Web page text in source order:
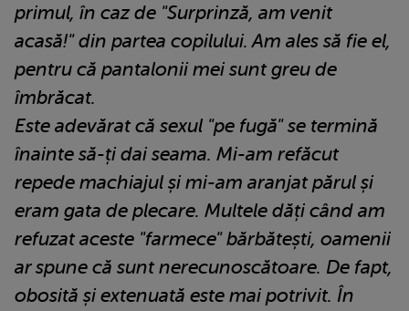
primul, în caz de "Surprinză, am venit
acasă!" din partea copilului. Am ales să fie el,
pentru că pantalonii mei sunt greu de
îmbrăcat.
Este adevărat că sexul "pe fugă" se termină
înainte să-ți dai seama. Mi-am refăcut
repede machiajul și mi-am aranjat părul și
eram gata de plecare. Multele dăți când am
refuzat aceste "farmece" bărbătești, oamenii
ar spune că sunt nerecunoscătoare. De fapt,
obosită și extenuată este mai potrivit. În